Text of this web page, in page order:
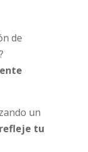
de
un
tu